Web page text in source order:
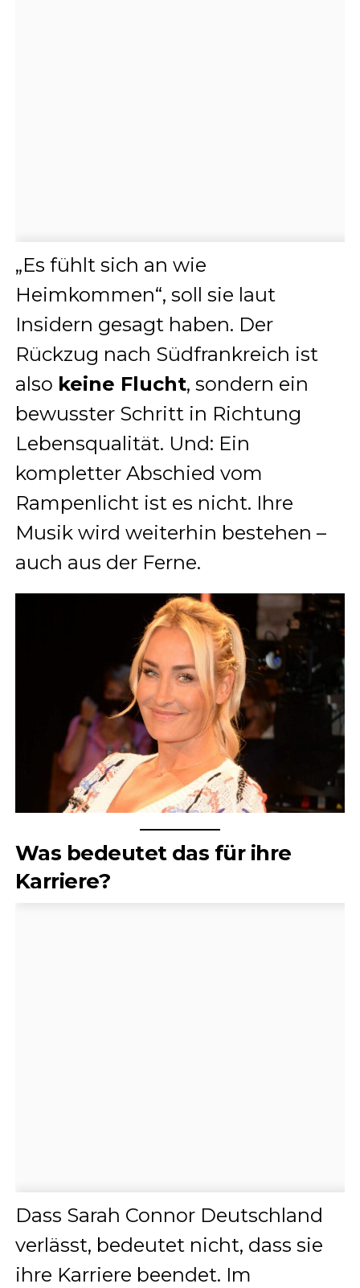
„Es fühlt sich an wie
Heimkommen“, soll sie laut
Insidern gesagt haben. Der
Rückzug nach Südfrankreich ist
also keine Flucht, sondern ein
bewusster Schritt in Richtung
Lebensqualität. Und: Ein
kompletter Abschied vom
Rampenlicht ist es nicht. Ihre
Musik wird weiterhin bestehen –
auch aus der Ferne.
Was bedeutet das für ihre
Karriere?
Dass Sarah Connor Deutschland
verlässt, bedeutet nicht, dass sie
ihre Karriere beendet. Im